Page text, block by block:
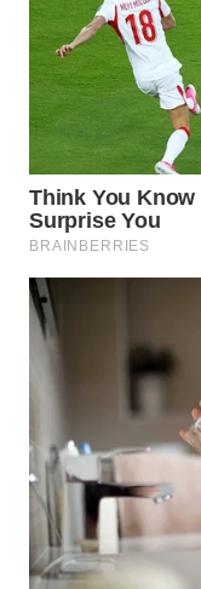
WN
KARO
WN
SIMALUNGUN
WN
LABUHANBATU
WN
TAPANULI
TENGAH
WN
TEBING
TINGGI